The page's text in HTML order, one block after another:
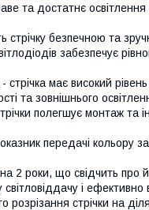
та достатнє
стрічку безпечною та
забезпечує
стрічка має високий
та зовнішнього
полегшує монтаж та
передачі кольору
2 роки, що свідчить про
і ефективно
розрізання стрічки на